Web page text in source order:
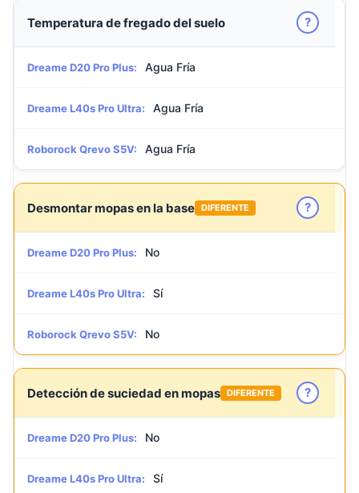
Temperatura de fregado del suelo ?
Dreame D20 Pro Plus: Agua Fría
Dreame L40s Pro Ultra: Agua Fría
Roborock Qrevo S5V: Agua Fría
Desmontar mopas en la base DIFERENTE ?
Dreame D20 Pro Plus: No
Dreame L40s Pro Ultra: Sí
Roborock Qrevo S5V: No
Detección de suciedad en mopas DIFERENTE ?
Dreame D20 Pro Plus: No
Dreame L40s Pro Ultra: Sí